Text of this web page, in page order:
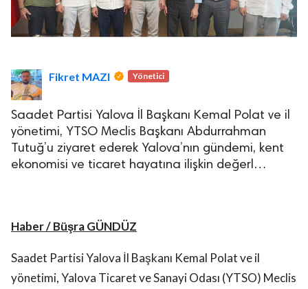
Fikret MAZI Yönetici
Saadet Partisi Yalova İl Başkanı Kemal Polat ve il
yönetimi, YTSO Meclis Başkanı Abdurrahman
Tutuğ’u ziyaret ederek Yalova’nın gündemi, kent
ekonomisi ve ticaret hayatına ilişkin değerl…
Haber / Büşra GÜNDÜZ
Saadet Partisi Yalova İl Başkanı Kemal Polat ve il
yönetimi, Yalova Ticaret ve Sanayi Odası (YTSO) Meclis